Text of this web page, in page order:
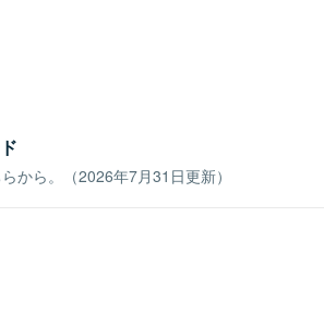
から。（2026年7月31日更新）